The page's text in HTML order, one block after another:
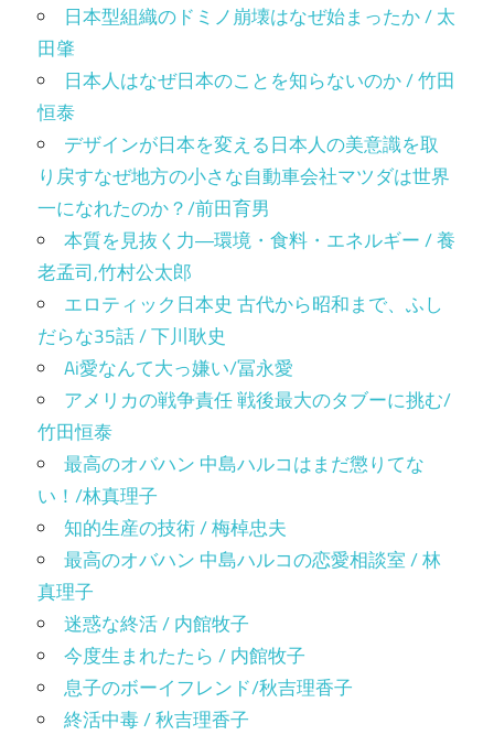
日本型組織のドミノ崩壊はなぜ始まったか / 太
田肇
日本人はなぜ日本のことを知らないのか / 竹田
恒泰
デザインが日本を変える日本人の美意識を取
り戻すなぜ地方の小さな自動車会社マツダは世界
一になれたのか？/前田育男
本質を見抜く力―環境・食料・エネルギー / 養
老孟司,竹村公太郎
エロティック日本史 古代から昭和まで、ふし
だらな35話 / 下川耿史
Ai愛なんて大っ嫌い/冨永愛
アメリカの戦争責任 戦後最大のタブーに挑む/
竹田恒泰
最高のオバハン 中島ハルコはまだ懲りてな
い！/林真理子
知的生産の技術 / 梅棹忠夫
最高のオバハン 中島ハルコの恋愛相談室 / 林
真理子
迷惑な終活 / 内館牧子
今度生まれたたら / 内館牧子
息子のボーイフレンド/秋吉理香子
終活中毒 / 秋吉理香子